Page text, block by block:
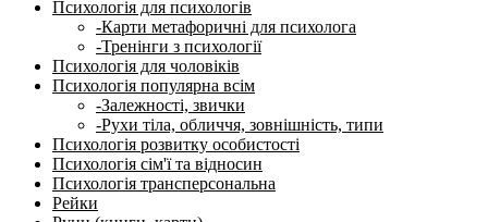
Психологія для психологів
-Карти метафоричні для психолога
-Тренінги з психології
Психологія для чоловіків
Психологія популярна всім
-Залежності, звички
-Рухи тіла, обличчя, зовнішність, типи
Психологія розвитку особистості
Психологія сім'ї та відносин
Психологія трансперсональна
Рейки